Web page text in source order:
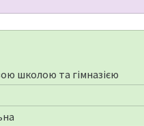
школою та гімназією